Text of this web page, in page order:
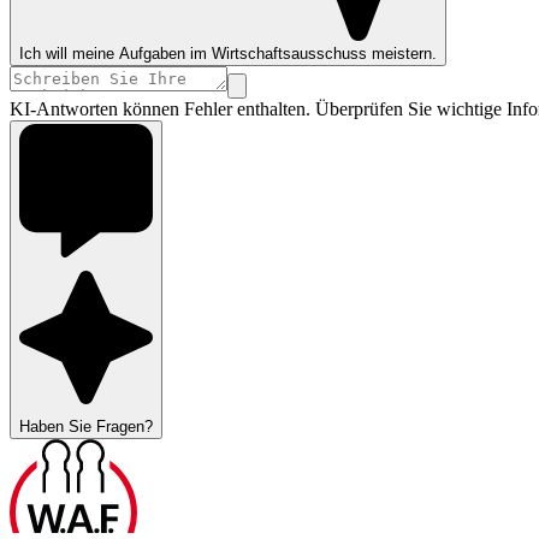
Ich will meine Aufgaben im Wirtschaftsausschuss meistern.
KI-Antworten können Fehler enthalten. Überprüfen Sie wichtige
Haben Sie Fragen?